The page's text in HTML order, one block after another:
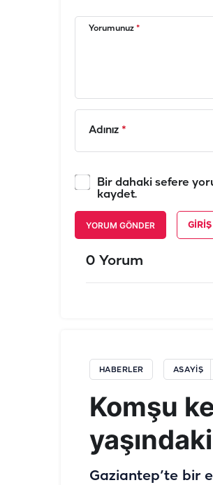
Yorumunuz *
Adınız *
Bir dahaki sefere
kaydet.
YORUM GÖNDER GIRIŞ
0 Yorum
HABERLER ASAYIŞ
Komşu
Gaziantep’te bir